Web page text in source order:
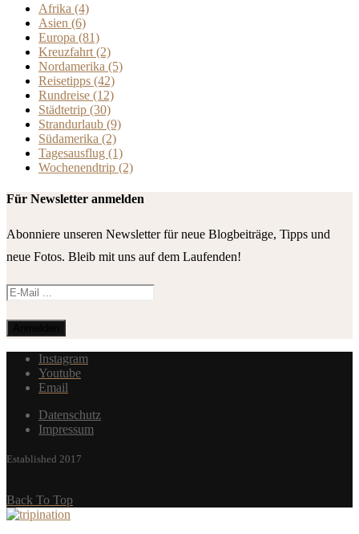
Afrika (4)
Asien (6)
Europa (81)
Kreuzfahrt (2)
Nordamerika (5)
Reisetipps (42)
Rundreise (12)
Städtetrip (30)
Strandurlaub (9)
Südamerika (2)
Tagesausflug (1)
Wochenendtrip (2)
Für Newsletter anmelden
Abonniere unseren Newsletter für neue Blogbeiträge, Tipps und
neue Fotos. Bleib mit uns auf dem Laufenden!
Instagram
Youtube
Email
Datenschutz
Impressum
Established 2017
Back To Top